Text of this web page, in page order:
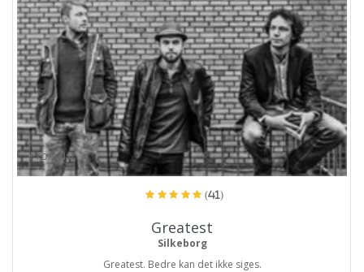
ProArtist
(41)
Greatest
Silkeborg
Greatest. Bedre kan det ikke siges.